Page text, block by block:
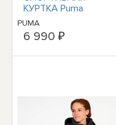
КУРТКА Puma
CLASSICS T7 женская
PUMA
6 990 ₽